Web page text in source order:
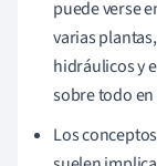
puede verse
varias
hidráulicos y
sobre todo
Los